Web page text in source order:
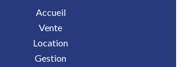
Accueil
Vente
Location
Gestion